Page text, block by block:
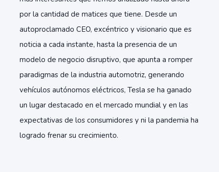
por la cantidad de matices que tiene. Desde un
autoproclamado CEO, excéntrico y visionario que es
noticia a cada instante, hasta la presencia de un
modelo de negocio disruptivo, que apunta a romper
paradigmas de la industria automotriz, generando
vehículos autónomos eléctricos, Tesla se ha ganado
un lugar destacado en el mercado mundial y en las
expectativas de los consumidores y ni la pandemia ha
logrado frenar su crecimiento.